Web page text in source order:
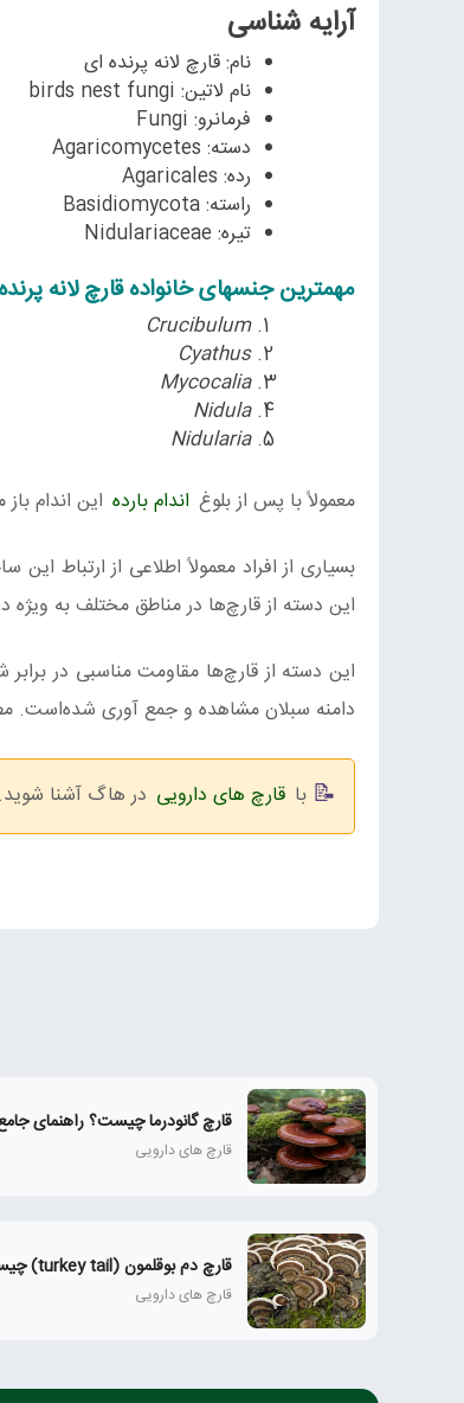
آرایه‌ شناسی
نام: قارچ لانه پرنده ای
نام لاتین: birds nest fungi
فرمانرو: Fungi
دسته: Agaricomycetes
رده: Agaricales
راسته: Basidiomycota
تیره: Nidulariaceae
مهمترین جنسهای خانواده قارچ لانه
Crucibulum
Cyathus
Mycocalia
Nidula
Nidularia
معمولاً با پس از بلوغ اندام بارده این اندام
بسیاری از افراد معمولاً اطلاعی از ارتباط این
این دسته از قارچ‌ها در مناطق مختلف به‌
این دسته از قارچ‌ها مقاومت مناسبی در
دامنه سبلان مشاهده و جمع‌ آوری‌ شده‌است.
با قارچ های دارویی در هاگ آشنا شوید.
قارچ گانودرما چیست؟ راهنمای
قارچ‌ های دارویی
قارچ دم بوقلمون (turkey tail) چیست؟
قارچ‌ های دارویی